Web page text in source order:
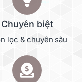
Chuyên biệt
lọc & chuyên sâu